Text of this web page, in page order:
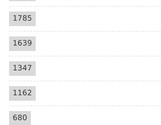
1785
1639
1347
1162
680